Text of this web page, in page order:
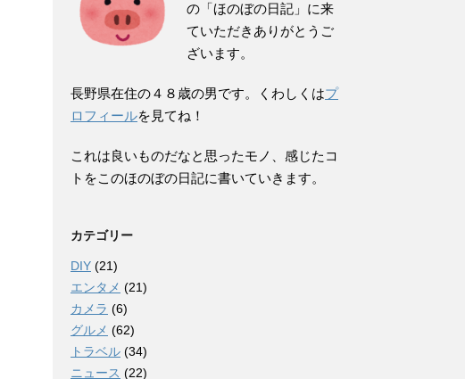
の「ほのぼの日記」に来
ていただきありがとうご
ざいます。
長野県在住の４８歳の男です。くわしくはプ
ロフィールを見てね！
これは良いものだなと思ったモノ、感じたコ
トをこのほのぼの日記に書いていきます。
カテゴリー
DIY (21)
エンタメ (21)
カメラ (6)
グルメ (62)
トラベル (34)
ニュース (22)